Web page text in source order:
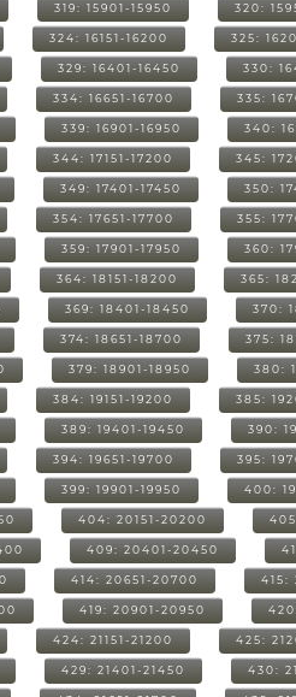
319: 15901-15950 320:
324: 16151-16200 325:
329: 16401-16450 330:
334: 16651-16700 335:
339: 16901-16950 340:
344: 17151-17200 345:
349: 17401-17450 350:
354: 17651-17700 355:
359: 17901-17950 360:
364: 18151-18200 365:
369: 18401-18450 370:
374: 18651-18700 375:
379: 18901-18950 380:
384: 19151-19200 385:
389: 19401-19450 390:
394: 19651-19700 395:
399: 19901-19950 400:
404: 20151-20200
409: 20401-20450
414: 20651-20700 415:
419: 20901-20950
424: 21151-21200 425:
429: 21401-21450 430: